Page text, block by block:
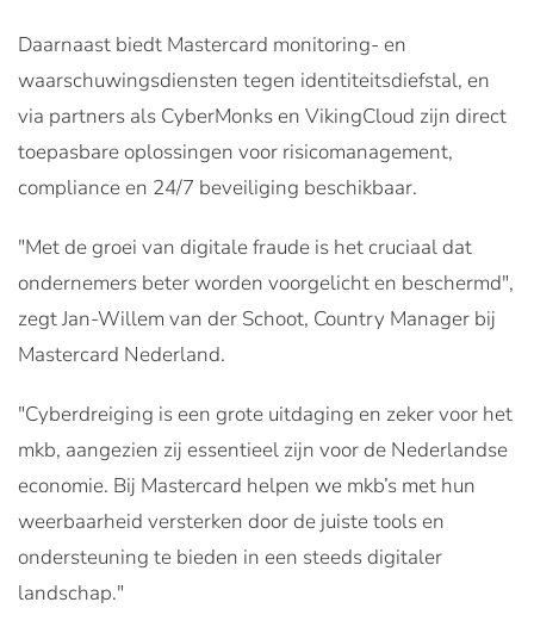
Daarnaast biedt Mastercard monitoring- en
waarschuwingsdiensten tegen identiteitsdiefstal, en
via partners als CyberMonks en VikingCloud zijn direct
toepasbare oplossingen voor risicomanagement,
compliance en 24/7 beveiliging beschikbaar.
"Met de groei van digitale fraude is het cruciaal dat
ondernemers beter worden voorgelicht en beschermd",
zegt Jan-Willem van der Schoot, Country Manager bij
Mastercard Nederland.
"Cyberdreiging is een grote uitdaging en zeker voor het
mkb, aangezien zij essentieel zijn voor de Nederlandse
economie. Bij Mastercard helpen we mkb’s met hun
weerbaarheid versterken door de juiste tools en
ondersteuning te bieden in een steeds digitaler
landschap."